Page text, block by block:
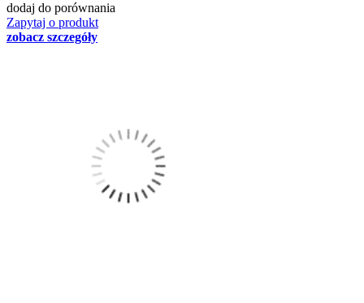
dodaj do porównania
Zapytaj o produkt
zobacz szczegóły